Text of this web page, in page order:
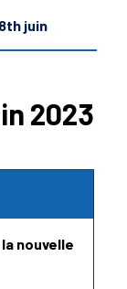
juin
2023
nouvelle